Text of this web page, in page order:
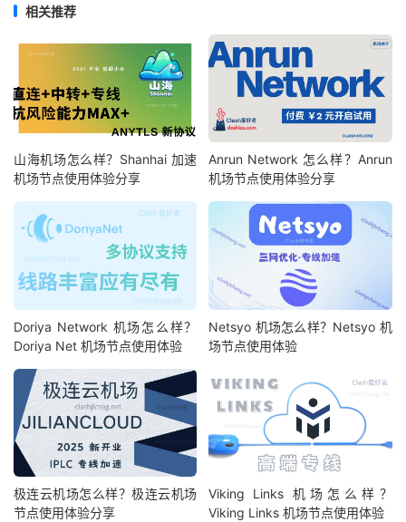
相关推荐
山海机场怎么样？Shanhai 加速
机场节点使用体验分享
Anrun Network 怎么样？Anrun
机场节点使用体验分享
Doriya Network 机场怎么样？
Doriya Net 机场节点使用体验
Netsyo 机场怎么样？Netsyo 机
场节点使用体验
极连云机场怎么样？极连云机场
节点使用体验分享
Viking Links 机场怎么样？
Viking Links 机场节点使用体验